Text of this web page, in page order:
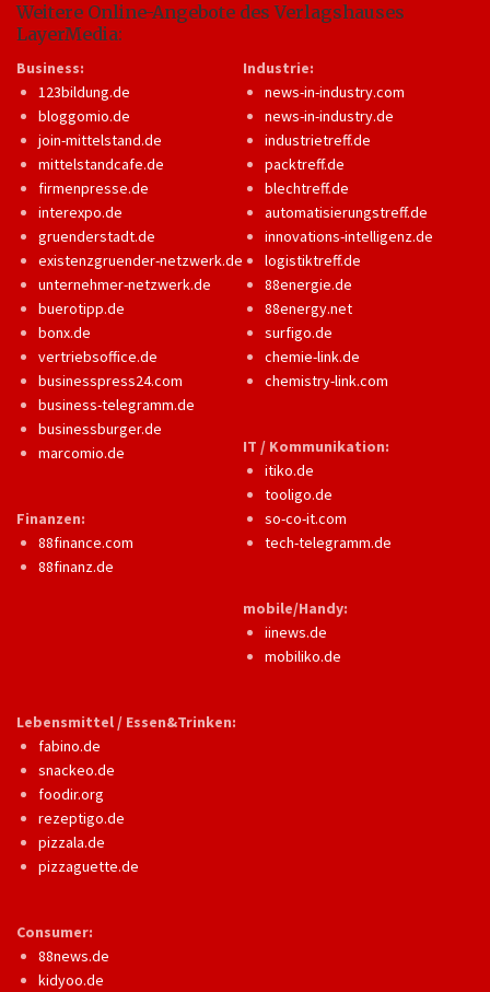
Weitere Online-Angebote des Verlagshauses
LayerMedia:
Business:
123bildung.de
bloggomio.de
join-mittelstand.de
mittelstandcafe.de
firmenpresse.de
interexpo.de
gruenderstadt.de
existenzgruender-netzwerk.de
unternehmer-netzwerk.de
buerotipp.de
bonx.de
vertriebsoffice.de
businesspress24.com
business-telegramm.de
businessburger.de
marcomio.de
Finanzen:
88finance.com
88finanz.de
Industrie:
news-in-industry.com
news-in-industry.de
industrietreff.de
packtreff.de
blechtreff.de
automatisierungstreff.de
innovations-intelligenz.de
logistiktreff.de
88energie.de
88energy.net
surfigo.de
chemie-link.de
chemistry-link.com
IT / Kommunikation:
itiko.de
tooligo.de
so-co-it.com
tech-telegramm.de
mobile/Handy:
iinews.de
mobiliko.de
Lebensmittel / Essen&Trinken:
fabino.de
snackeo.de
foodir.org
rezeptigo.de
pizzala.de
pizzaguette.de
Consumer:
88news.de
kidyoo.de